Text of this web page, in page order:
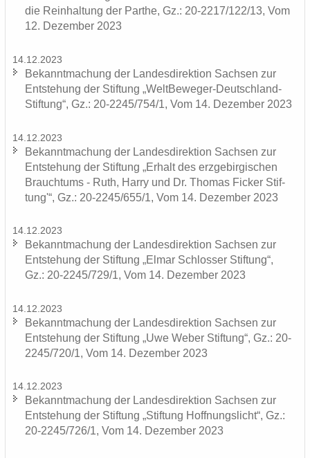
die Rein­hal­tung der Par­the, Gz.: 20-2217/122/13, Vom
12. De­zem­ber 2023
14.12.2023
Be­kannt­ma­chung der Lan­des­di­rek­ti­on Sach­sen zur
Ent­ste­hung der Stif­tung „WeltBeweger-​Deutschland-
Stiftung“, Gz.: 20-2245/754/1, Vom 14. De­zem­ber 2023
14.12.2023
Be­kannt­ma­chung der Lan­des­di­rek­ti­on Sach­sen zur
Ent­ste­hung der Stif­tung „Er­halt des erz­ge­bir­gi­schen
Brauch­tums - Ruth, Harry und Dr. Tho­mas Fi­cker Stif­
tung'“, Gz.: 20-2245/655/1, Vom 14. De­zem­ber 2023
14.12.2023
Be­kannt­ma­chung der Lan­des­di­rek­ti­on Sach­sen zur
Ent­ste­hung der Stif­tung „Elmar Schlos­ser Stif­tung“,
Gz.: 20-2245/729/1, Vom 14. De­zem­ber 2023
14.12.2023
Be­kannt­ma­chung der Lan­des­di­rek­ti­on Sach­sen zur
Ent­ste­hung der Stif­tung „Uwe Weber Stif­tung“, Gz.: 20-
2245/720/1, Vom 14. De­zem­ber 2023
14.12.2023
Be­kannt­ma­chung der Lan­des­di­rek­ti­on Sach­sen zur
Ent­ste­hung der Stif­tung „Stif­tung Hoff­nungs­licht“, Gz.:
20-2245/726/1, Vom 14. De­zem­ber 2023